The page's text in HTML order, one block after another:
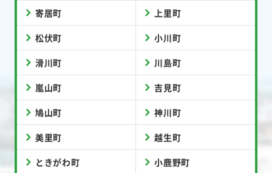
寄居町 上里町
松伏町 小川町
滑川町 川島町
嵐山町 吉見町
鳩山町 神川町
美里町 越生町
ときがわ町 小鹿野町